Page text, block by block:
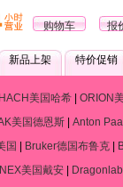
购物车 报
新品上架 特价促销
HACH美国哈希| ORION
美国德恩斯 Anton
国 Bruker德国布鲁克
美国戴安